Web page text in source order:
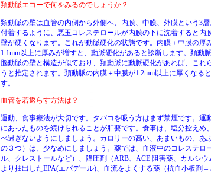
頚動脈エコーで何をみるのでしょうか？
頚動脈の壁は血管の内側から外側へ、内膜、中膜、外膜という3
付着するように、悪玉コレステロールが内膜の下に沈着すると内
壁が硬くなります。これが動脈硬化の状態です。内膜＋中膜の厚
1.1mm以上に厚みが増すと、動脈硬化があると診断します。頚動
脳動脈の壁と構造が似ており、頚動脈に動脈硬化があれば、これ
うと推定されます。頚動脈の内膜＋中膜が1.2mm以上に厚くなる
す。
血管を若返らす方法は？
運動、食事療法が大切です。タバコを吸う方はまず禁煙です。運
にあったものを続けられることが肝要です。食事は、塩分控えめ
べ過ぎないようにしましょう。カロリーの高い、あまいもの、あ
の３つ）は、少なめにしましょう。薬では、血液中のコレステロ
ル、クレストールなど）、降圧剤（ARB、ACE 阻害薬、カルシ
より抽出したEPA(エパデール)、血流をよくする薬（抗血小板剤